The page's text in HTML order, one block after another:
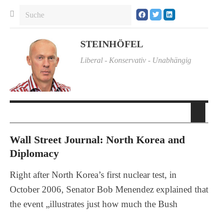
STEINHÖFEL
Liberal - Konservativ - Unabhängig
Wall Street Journal: North Korea and
Diplomacy
Right after North Korea’s first nuclear test, in
October 2006, Senator Bob Menendez explained that
the event „illustrates just how much the Bush